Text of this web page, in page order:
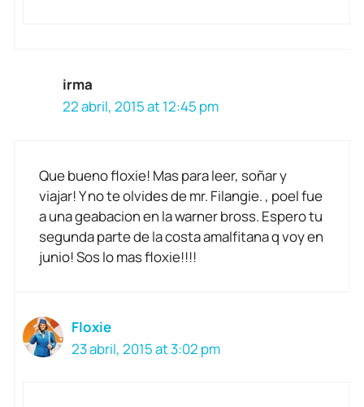
irma
22 abril, 2015 at 12:45 pm
Que bueno floxie! Mas para leer, soñar y
viajar! Y no te olvides de mr. Filangie. , poel fue
a una geabacion en la warner bross. Espero tu
segunda parte de la costa amalfitana q voy en
junio! Sos lo mas floxie!!!!
Floxie
23 abril, 2015 at 3:02 pm